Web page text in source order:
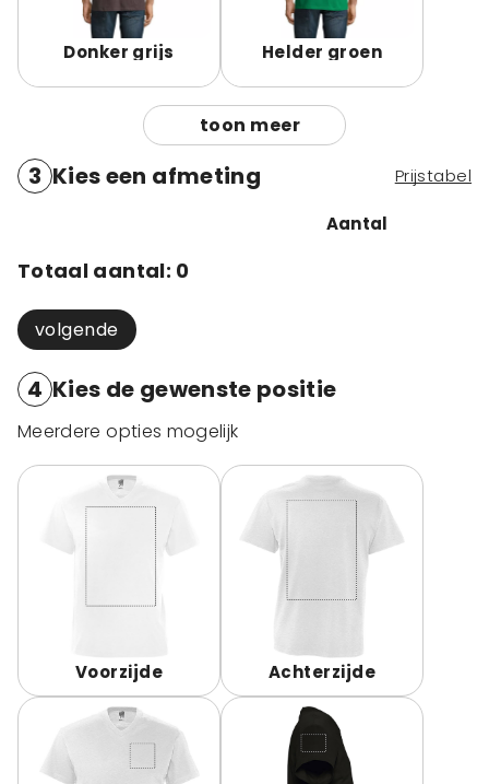
Donker grijs Helder groen
toon meer
3 Kies een afmeting Prijstabel
Aantal
Totaal aantal: 0
volgende
4 Kies de gewenste positie
Meerdere opties mogelijk
Voorzijde Achterzijde